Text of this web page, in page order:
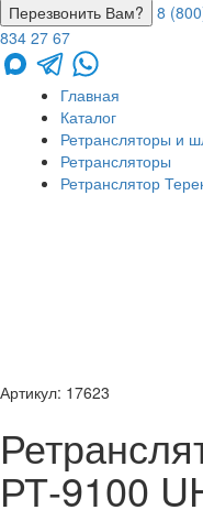
Перезвонить Вам?
8
834 27 67
Главная
Каталог
Ретрансляторы и
Ретрансляторы
Ретранслятор
Артикул: 17623
РТ-9100